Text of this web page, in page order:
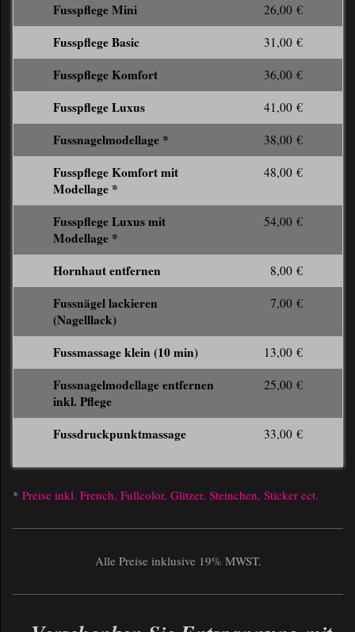
Fusspflege Mini 26,00 €
Fusspflege Basic 31,00 €
Fusspflege Komfort 36,00 €
Fusspflege Luxus 41,00 €
Fussnagelmodellage * 38,00 €
Fusspflege Komfort mit
Modellage *
48,00 €
Fusspflege Luxus mit
Modellage *
54,00 €
Hornhaut entfernen 8,00 €
Fussnägel lackieren
(Nagelllack)
7,00 €
Fussmassage klein (10 min) 13,00 €
Fussnagelmodellage entfernen
inkl. Pflege
25,00 €
Fussdruckpunktmassage 33,00 €
* Preise inkl. French, Fullcolor, Glitzer, Steinchen, Sticker ect.
Alle Preise inklusive 19% MWST.